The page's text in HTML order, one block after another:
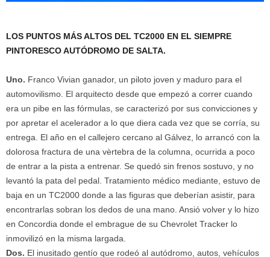
LOS PUNTOS MÁS ALTOS DEL TC2000 EN EL SIEMPRE
PINTORESCO AUTÓDROMO DE SALTA.
Uno. Franco Vivian ganador, un piloto joven y maduro para el
automovilismo. El arquitecto desde que empezó a correr cuando
era un pibe en las fórmulas, se caracterizó por sus convicciones y
por apretar el acelerador a lo que diera cada vez que se corría, su
entrega. El año en el callejero cercano al Gálvez, lo arrancó con la
dolorosa fractura de una vèrtebra de la columna, ocurrida a poco
de entrar a la pista a entrenar. Se quedó sin frenos sostuvo, y no
levantó la pata del pedal. Tratamiento médico mediante, estuvo de
baja en un TC2000 donde a las figuras que deberían asistir, para
encontrarlas sobran los dedos de una mano. Ansió volver y lo hizo
en Concordia donde el embrague de su Chevrolet Tracker lo
inmovilizó en la misma largada.
Dos. El inusitado gentío que rodeó al autódromo, autos, vehículos